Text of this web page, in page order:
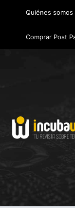
Quiénes somos
Comprar Post